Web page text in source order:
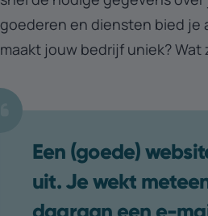
goederen en diensten bied je
maakt jouw bedrijf uniek?
Een (goede)
uit. Je wekt
daaraan een e-